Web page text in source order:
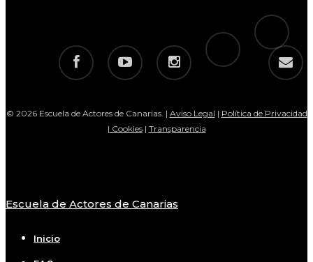
facebook youtube instagram
telegram
tiktok
email
© 2026 Escuela de Actores de Canarias. | Aviso Legal | Política de Privacidad
| Cookies| Transparencia
Close
Escuela de Actores de Canarias
Inicio